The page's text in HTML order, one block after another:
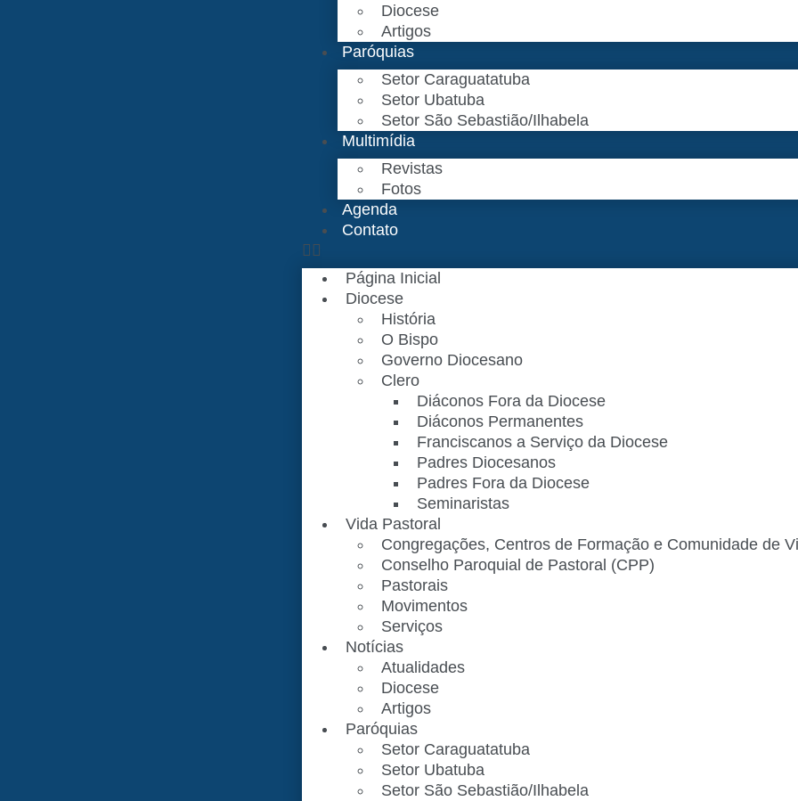
Diocese
Artigos
Paróquias
Setor Caraguatatuba
Setor Ubatuba
Setor São Sebastião/Ilhabela
Multimídia
Revistas
Fotos
Agenda
Contato
Página Inicial
Diocese
História
O Bispo
Governo Diocesano
Clero
Diáconos Fora da Diocese
Diáconos Permanentes
Franciscanos a Serviço da Diocese
Padres Diocesanos
Padres Fora da Diocese
Seminaristas
Vida Pastoral
Congregações, Centros de Formação e Comunidade de
Conselho Paroquial de Pastoral (CPP)​
Pastorais
Movimentos
Serviços
Notícias
Atualidades
Diocese
Artigos
Paróquias
Setor Caraguatatuba
Setor Ubatuba
Setor São Sebastião/Ilhabela